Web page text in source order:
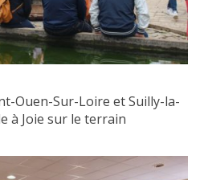
Ouen-Sur-Loire et Suilly-la-
à Joie sur le terrain